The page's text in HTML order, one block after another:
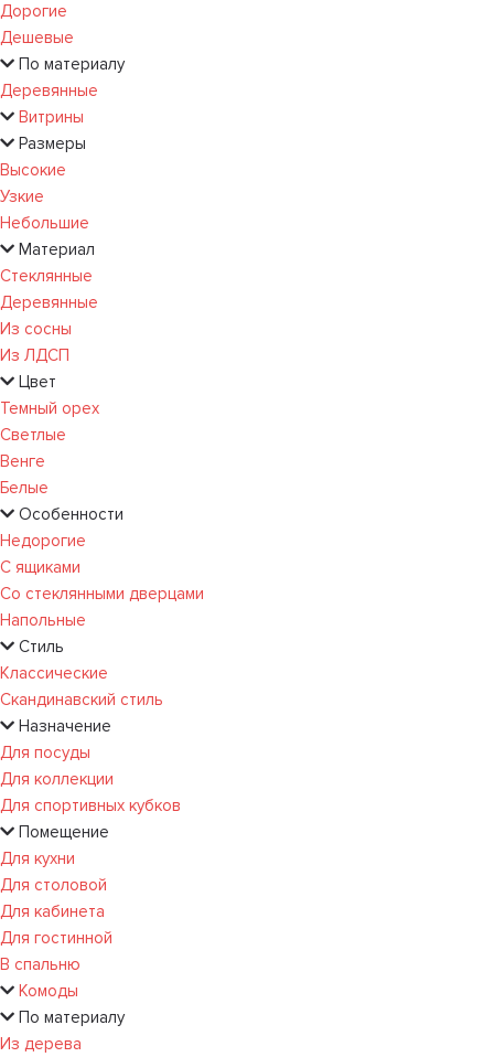
Дорогие
Дешевые
По материалу
Деревянные
Витрины
Размеры
Высокие
Узкие
Небольшие
Материал
Стеклянные
Деревянные
Из сосны
Из ЛДСП
Цвет
Темный орех
Светлые
Венге
Белые
Особенности
Недорогие
С ящиками
Со стеклянными дверцами
Напольные
Стиль
Классические
Скандинавский стиль
Назначение
Для посуды
Для коллекции
Для спортивных кубков
Помещение
Для кухни
Для столовой
Для кабинета
Для гостинной
В спальню
Комоды
По материалу
Из дерева